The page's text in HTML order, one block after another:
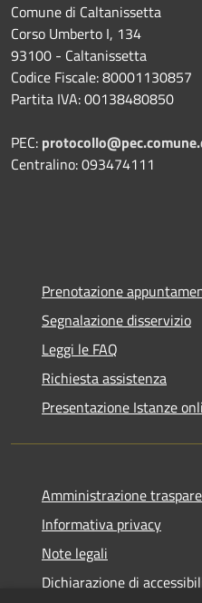
Comune di Caltanissetta
Corso Umberto I, 134
93100 - Caltanissetta
Codice Fiscale: 80001130857
Partita IVA: 00138480850
PEC:
Centralino: 093474111
Prenotazione
Segnalazione disservizio
Leggi le FAQ
Richiesta assistenza
Presentazione Istanze
Amministrazione
Informativa privacy
Note legali
Dichiarazione di